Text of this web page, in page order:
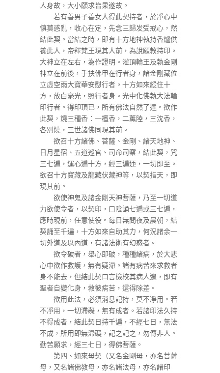
人身故，大小願求皆果遂故。
若有善男子善女人得此契持者，於凈心中
慎莫惑亂，收心在定，先念三歸发受戒心，然
結此契。當結之時，即有十方地神執持香爐供
養此人，帝釋梵王現其人前，為說願教持印。
大神立在左右，為作證明。灌頂輪王及執金剛
神立在前後，手扶佛甲在行者身，諸金剛藏位
立虛空雨大寶華安慰行者。十方如來縱住十
方，放白毫光，照行者身。光中化佛執大法輪
印行者。得印頂已，所有佛法自然了達。欲作
此契，燒三種香：一檀香，二薰陸，三沈香，
各別燒，三世諸佛同現其前。
欲召十方諸佛、菩薩、金剛、諸天地神、
日月星宿、五道巡官、司命司察，結此契，咒
三七遍，運心遍十方，經三遍迊，一切即至。
欲召十方寶藏及龍藏伏藏神等，以契指天，即
現其前。
欲使神鬼及諸金剛天神菩薩，乃至一切道
力欲使令者，以契印，口陰誦七遍或三七遍，
應時現前，任意使役。每日無問夜及晨朝，結
契誦至千遍，十方如來自助其力，何況諸余一
切外道及以內道，有諸法術有幻惑者。
欲令破者，舉心即破，種種諸病，於大悲
心中欲作救護，無有疑滯。諸有病苦來求救者
身不能去，但結此契口言檢校其病人邊，即有
聖者自變化身，救彼病苦，還得除差。
欲用此法，必須消息記持，莫不凈用。若
不凈用，一切滯礙，無有成者。若諸印法久持
不得成者，結此契日持千遍，不經七日，無法
不成，所用即無滯礙，記之記之，勿傳非人。
勤苦願求，經三七日，得佛菩薩。
第四、如來母契（又名金剛母，亦名菩薩
母，又名諸佛教母，亦名諸法母，亦名諸印